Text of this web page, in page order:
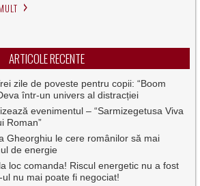
ARTICOLE RECENTE
zile de poveste pentru copii: “Boom
într-un univers al distracției
evenimentul – “Sarmizegetusa Viva
Roman”
Gheorghiu le cere românilor să mai
de energie
loc comanda! Riscul energetic nu a fost
nu mai poate fi negociat!